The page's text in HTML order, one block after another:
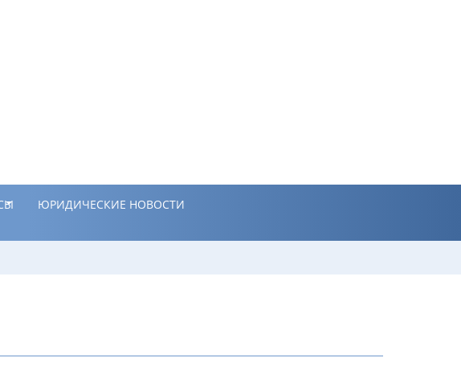
ЮРИДИЧЕСКИЕ НОВОСТИ